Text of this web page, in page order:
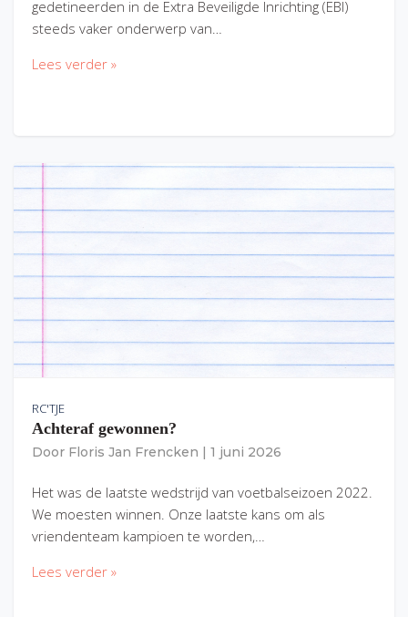
gedetineerden in de Extra Beveiligde Inrichting (EBI)
steeds vaker onderwerp van…
Lees verder »
RC'TJE
Achteraf gewonnen?
Door Floris Jan Frencken 1 juni 2026
Het was de laatste wedstrijd van voetbalseizoen 2022.
We moesten winnen. Onze laatste kans om als
vriendenteam kampioen te worden,…
Lees verder »